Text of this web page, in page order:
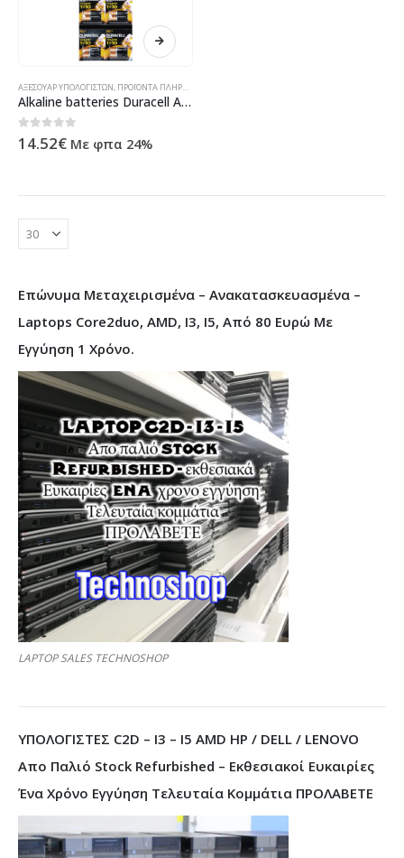
ΑΞΕΣΟΥΆΡ ΥΠΟΛΟΓΙΣΤΏΝ, ΠΡΟΪΌΝΤΑ ΠΛΗΡΟΦΟΡΙΚΉΣ - ΚΙΝΗΤΉΣ ΤΗΛΕΦΩΝΊΑΣ - ΗΛΕΚΤΡΟΝΙΚΆ
Alkaline batteries Duracell AA, LR6/MN1500, 1.5V, 12pcs. – 87048
0 out of 5
14.52€ Με φπα 24%
Επώνυμα Μεταχειρισμένα – Ανακατασκευασμένα –
Laptops Core2duo, AMD, I3, I5, Από 80 Ευρώ Με
Εγγύηση 1 Χρόνο.
LAPTOP SALES TECHNOSHOP
ΥΠΟΛΟΓΙΣΤΕΣ C2D – I3 – I5 AMD HP / DELL / LENOVO
Απο Παλιό Stock Refurbished – Εκθεσιακοί Ευκαιρίες
Ένα Χρόνο Εγγύηση Τελευταία Κομμάτια ΠΡΟΛΑΒΕΤΕ